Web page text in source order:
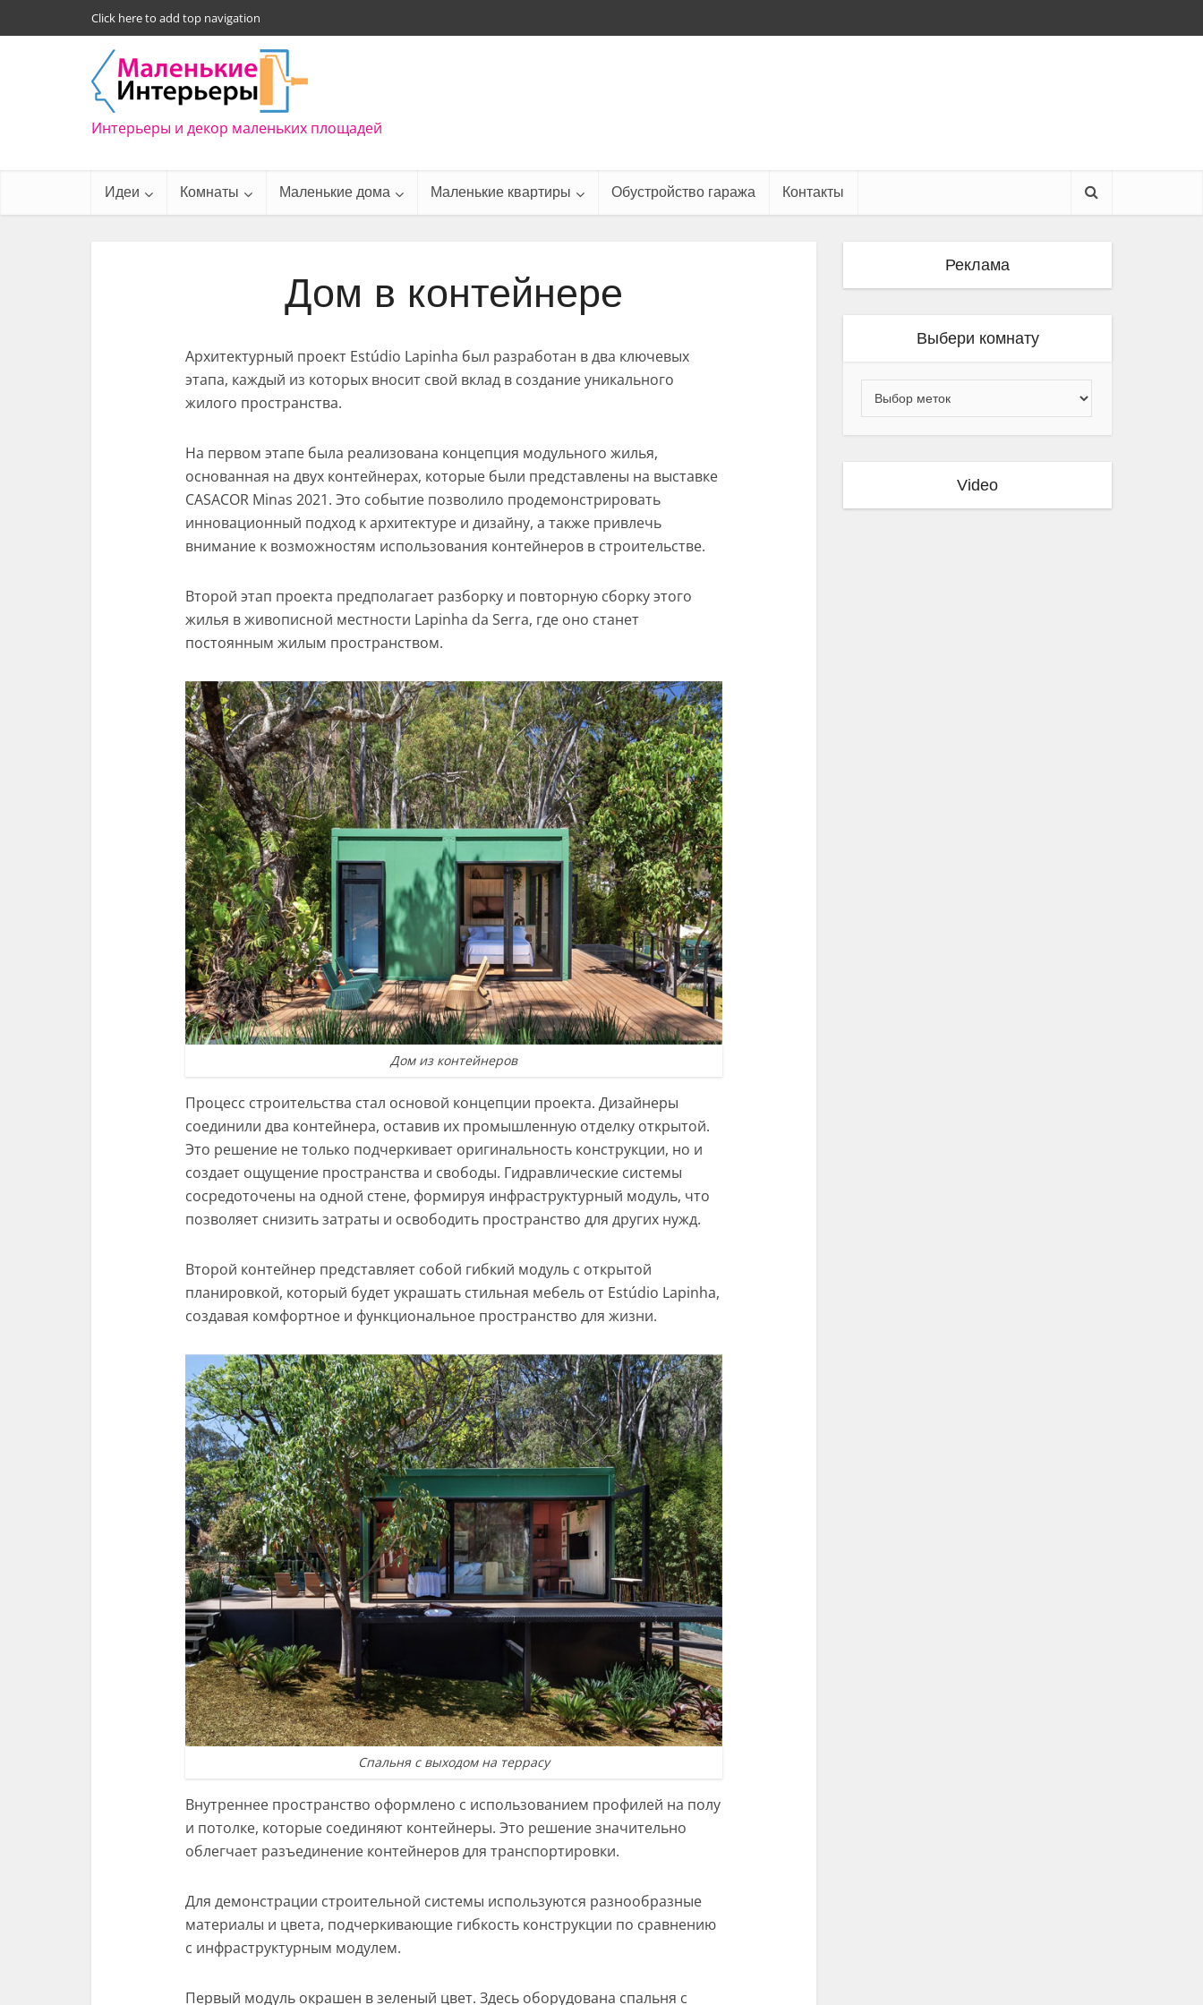
Click here to add top navigation
Интерьеры и декор маленьких площадей
Идеи Комнаты Маленькие дома Маленькие квартиры Обустройство гаража Контакты
Дом в контейнере
Архитектурный проект Estúdio Lapinha был разработан в два ключевых
этапа, каждый из которых вносит свой вклад в создание уникального
жилого пространства.
На первом этапе была реализована концепция модульного жилья,
основанная на двух контейнерах, которые были представлены на выставке
CASACOR Minas 2021. Это событие позволило продемонстрировать
инновационный подход к архитектуре и дизайну, а также привлечь
внимание к возможностям использования контейнеров в строительстве.
Второй этап проекта предполагает разборку и повторную сборку этого
жилья в живописной местности Lapinha da Serra, где оно станет
постоянным жилым пространством.
Дом из контейнеров
Процесс строительства стал основой концепции проекта. Дизайнеры
соединили два контейнера, оставив их промышленную отделку открытой.
Это решение не только подчеркивает оригинальность конструкции, но и
создает ощущение пространства и свободы. Гидравлические системы
сосредоточены на одной стене, формируя инфраструктурный модуль, что
позволяет снизить затраты и освободить пространство для других нужд.
Второй контейнер представляет собой гибкий модуль с открытой
планировкой, который будет украшать стильная мебель от Estúdio Lapinha,
создавая комфортное и функциональное пространство для жизни.
Спальня с выходом на террасу
Внутреннее пространство оформлено с использованием профилей на полу
и потолке, которые соединяют контейнеры. Это решение значительно
облегчает разъединение контейнеров для транспортировки.
Для демонстрации строительной системы используются разнообразные
материалы и цвета, подчеркивающие гибкость конструкции по сравнению
с инфраструктурным модулем.
Первый модуль окрашен в зеленый цвет. Здесь оборудована спальня с
Реклама
Выбери комнату
Video